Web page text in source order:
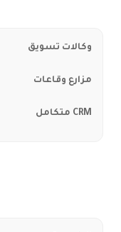
وكالات تسويق
مزارع وقاعات
CRM متكامل